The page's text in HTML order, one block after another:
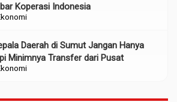
Koperasi Indonesia
Daerah di Sumut Jangan Hanya
Minimnya Transfer dari Pusat